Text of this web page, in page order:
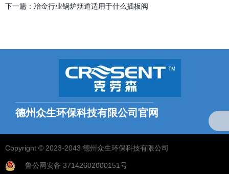
下一篇： 冶金行业锅炉烟道适用于什么插板阀
相关文章
德州众生排烟系统核心组件解析：烟气插板阀应用实践
2020-04-07
电动液压挡板门的介绍
德州众生环保科技有限公司官网
18769703768（微信同号）
Copyright © 2023-2043 德州众生环保科技有限公司
鲁公网安备 37142602000151号